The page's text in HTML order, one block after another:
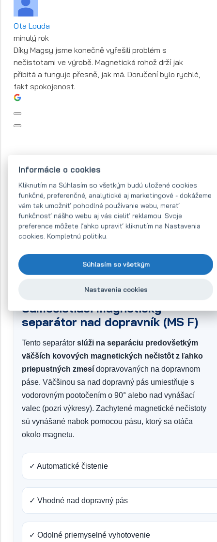
Informácie o cookies
Kliknutím na Súhlasím so všetkým budú uložené cookies
funkčné, preferenčné, analytické aj marketingové - dokážeme
vám tak umožniť pohodlné používanie webu, merať
funkčnosť nášho webu aj vás cieliť reklamou. Svoje
preference môžete ľahko upraviť kliknutím na Nastavenia
cookies. Kompletnú politiku.
Súhlasím so všetkým
Nastavenia cookies
Ota Louda
minulý rok
Díky Magsy jsme konečně vyřešili problém s
nečistotami ve výrobě. Magnetická rohož drží jak
přibitá a funguje přesně, jak má. Doručení bylo rychlé,
fakt spokojenost.
Popis produktu
Samočistiaci magnetický
separátor nad dopravník (MS F)
Tento separátor slúži na separáciu predovšetkým
väčších kovových magnetických nečistôt z ľahko
priepustných zmesí dopravovaných na dopravnom
páse. Väčšinou sa nad dopravný pás umiestňuje s
vodorovným pootočením o 90° alebo nad vynášací
valec (pozri výkresy). Zachytené magnetické nečistoty
sú vynášané nabok pomocou pásu, ktorý sa otáča
okolo magnetu.
✓ Automatické čistenie
✓ Vhodné nad dopravný pás
✓ Odolné priemyselné vyhotovenie